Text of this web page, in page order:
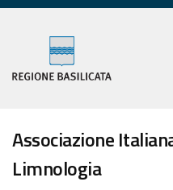
Associazione
Limnologia